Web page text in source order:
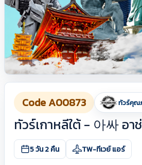
Code A00873 ทัวร์คุณ
ทัวร์เกาหลีใต้ - 아싸 อา
5 วัน 2 คืน TW-ทีเวย์ แอร์